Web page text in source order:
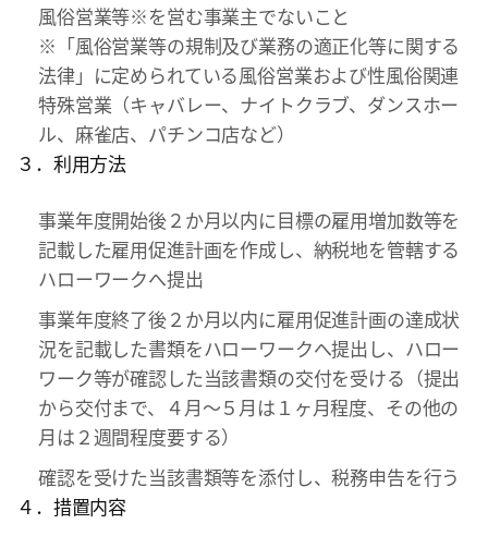
風俗営業等※を営む事業主でないこと
※「風俗営業等の規制及び業務の適正化等に関する
法律」に定められている風俗営業および性風俗関連
特殊営業（キャバレー、ナイトクラブ、ダンスホー
ル、麻雀店、パチンコ店など）
３．利用方法
事業年度開始後２か月以内に目標の雇用増加数等を
記載した雇用促進計画を作成し、納税地を管轄する
ハローワークへ提出
事業年度終了後２か月以内に雇用促進計画の達成状
況を記載した書類をハローワークへ提出し、ハロー
ワーク等が確認した当該書類の交付を受ける（提出
から交付まで、４月～５月は１ヶ月程度、その他の
月は２週間程度要する）
確認を受けた当該書類等を添付し、税務申告を行う
４．措置内容